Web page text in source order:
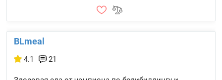
BLmeal
4.1 21